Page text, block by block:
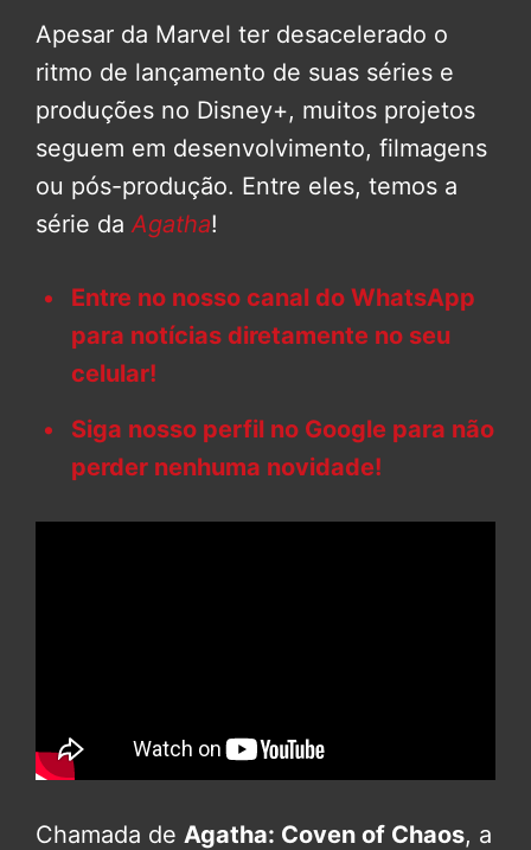
Apesar da Marvel ter desacelerado o
ritmo de lançamento de suas séries e
produções no Disney+, muitos projetos
seguem em desenvolvimento, filmagens
ou pós-produção. Entre eles, temos a
série da Agatha!
Entre no nosso canal do WhatsApp
para notícias diretamente no seu
celular!
Siga nosso perfil no Google para não
perder nenhuma novidade!
Chamada de Agatha: Coven of Chaos, a